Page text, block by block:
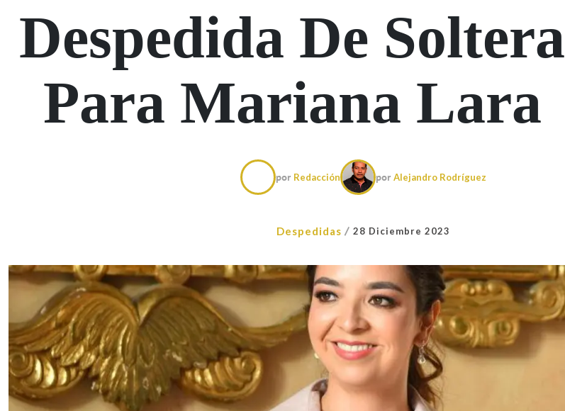
Despedida De Soltera
Para Mariana Lara
por Redacción por Alejandro Rodríguez
Despedidas / 28 Diciembre 2023